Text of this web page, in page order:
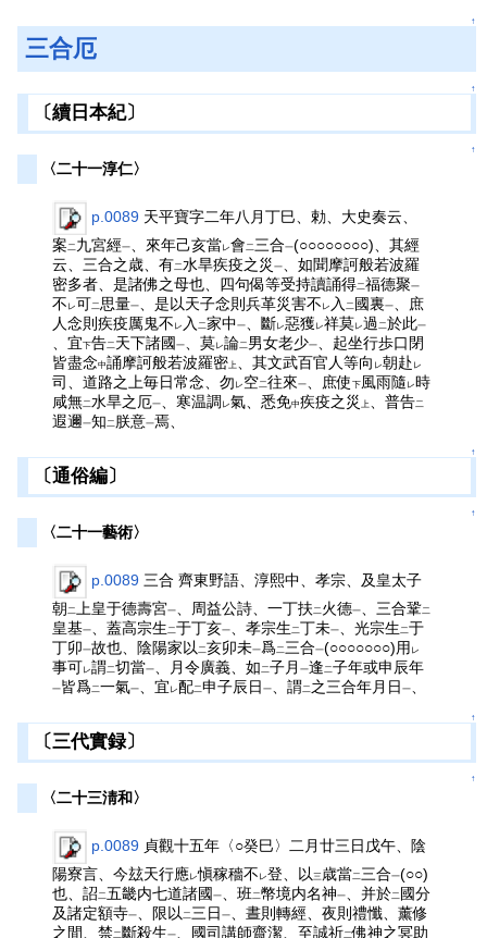
↑
三合厄
↑
〔續日本紀〕
↑
〈二十一淳仁〉
p.0089 天平寶字二年八月丁巳、勅、大史奏云、
案二九宮經一 、來年己亥當レ會二三合一(○○○○○○○○)、其經
云、三合之歳、有二水旱疾疫之災一
、如聞摩訶般若波羅
密多者、是諸佛之母也、四句偈等受持讀誦得二福德聚一
不 レ可二思量一 、是以天子念則兵革災害不 レ 入 二國裏一
、庶
人念則疾疫厲鬼不 レ 入 二家中一 、斷レ惡獲 レ祥莫レ過二於此一
、宜下告二天下諸國一 、莫レ論二男女老少一
、起坐行歩口閉
皆盡念中誦摩訶般若波羅密上 、其文武百官人等向 レ朝赴 レ
司、道路之上毎日常念、勿 レ 空二往來一 、庶使下風雨隨 レ時
咸無二水旱之厄一 、寒温調 レ氣、悉免中疾疫之災 上 、普告二
遐邇一知二朕意一焉、
↑
〔通俗編〕
↑
〈二十一藝術〉
p.0089 三合 齊東野語、淳熙中、孝宗、及皇太子
朝 二 上皇于德壽宮一 、周益公詩、一丁扶 二 火德一 、三合鞏二
皇基一 、蓋高宗生 二于丁亥一 、孝宗生 二丁未一 、光宗生 二于
丁卯一故也、陰陽家以 二亥卯未一爲二 三合一(○○○○○○○)用 レ
事可レ謂二切當一 、月令廣義、如 二子月一逢 二子年或申辰年
一皆爲二一氣一 、宜 レ配二申子辰日一 、謂二 之三合年月日一
↑
〔三代實録〕
↑
〈二十三淸和〉
p.0089 貞觀十五年〈○癸巳〉二月廿三日戊午、陰
陽寮言、今玆天行應レ愼稼穡不 レ登、以三歳當二 三合一(○○)
也、詔 二五畿内七道諸國一 、班 二幣境内名神一 、并於二 國分
及諸定額寺一 、限以 二 三日一
、晝則轉經、夜則禮懺、薰修
之間、禁二 斷殺生一 、國司講師齋潔、至誠祈二佛神之冥助